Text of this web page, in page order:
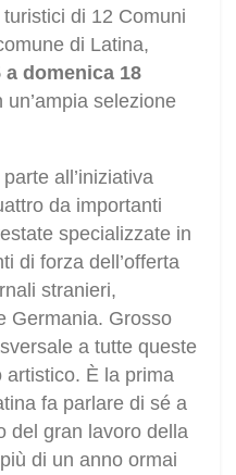
di 12 Comuni
di Latina,
domenica 18
un’ampia selezione
all’iniziativa
da importanti
specializzate in
di forza dell’offerta
stranieri,
Germania. Grosso
a tutte queste
È la prima
fa parlare di sé a
del gran lavoro della
di un anno ormai